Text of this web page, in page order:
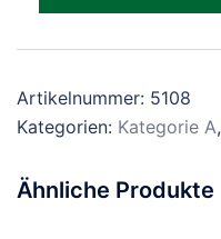
Artikelnummer: 5108
Kategorien: Kategorie A,
Ähnliche Produkte